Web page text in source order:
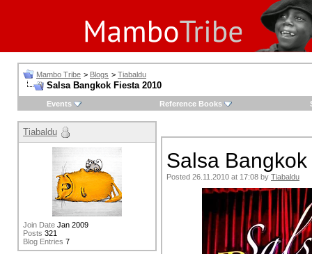
Mambo Tribe > Blogs > Tiabaldu
Salsa Bangkok Fiesta 2010
Events Reference Books
Salsa
Posted 26.11.2010 at 17:08 by Tiabaldu
Tiabaldu
Join Date Jan 2009
Posts 321
Blog Entries 7